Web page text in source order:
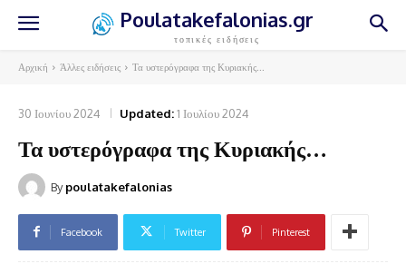
Poulatakefalonias.gr
τοπικές ειδήσεις
Αρχική Άλλες ειδήσεις Τα υστερόγραφα της Κυριακής...
30 Ιουνίου 2024 Updated:1 Ιουλίου 2024
Τα υστερόγραφα της Κυριακής…
By poulatakefalonias
Facebook Twitter Pinterest